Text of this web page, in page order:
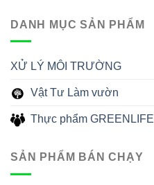
DANH MỤC SẢN PHẨM
XỬ LÝ MÔI TRƯỜNG
Vật Tư Làm vườn
Thực phẩm GREENLIFE
SẢN PHẨM BÁN CHẠY